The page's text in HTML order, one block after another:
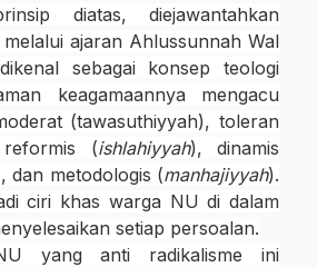
diatas, diejawantahkan
ajaran Ahlussunnah Wal
sebagai konsep teologi
keagamaannya mengacu
(tawasuthiyyah), toleran
(ishlahiyyah), dinamis
dan metodologis (manhajiyyah).
ciri khas warga NU di dalam
setiap persoalan.
yang anti radikalisme ini